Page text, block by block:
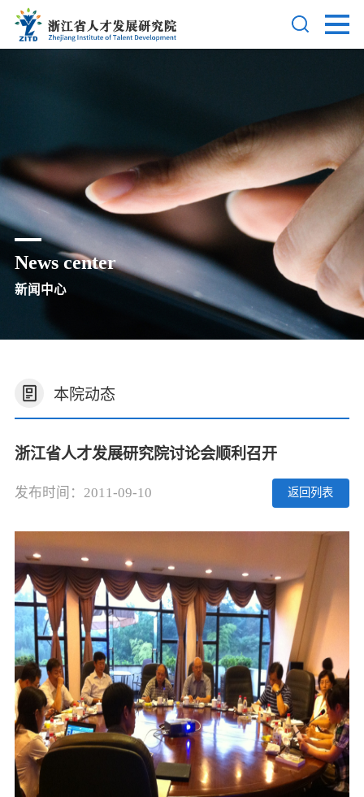
News center
新闻中心
本院动态
浙江省人才发展研究院讨论会顺利召开
返回列表
发布时间：2011-09-10